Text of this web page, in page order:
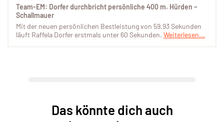
Team-EM: Dorfer durchbricht persönliche 400 m. Hürden –
Schallmauer
Mit der neuen persönlichen Bestleistung von 59,93 Sekunden
läuft Raffela Dorfer erstmals unter 60 Sekunden. Weiterlesen...
Das könnte dich auch